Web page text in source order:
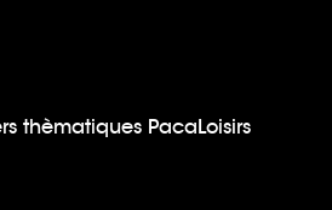
thèmatiques PacaLoisirs